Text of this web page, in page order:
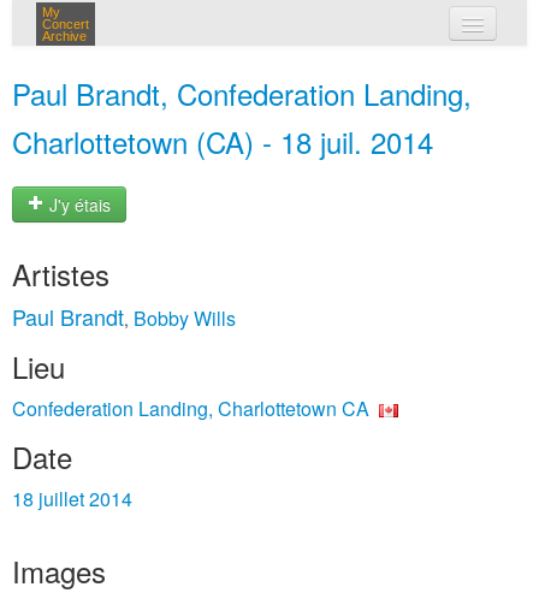
My
Concert
Archive
Paul Brandt, Confederation Landing,
Charlottetown (CA) - 18 juil. 2014
J'y étais
Artistes
Paul Brandt, Bobby Wills
Lieu
Confederation Landing, Charlottetown CA
Date
18 juillet 2014
Images